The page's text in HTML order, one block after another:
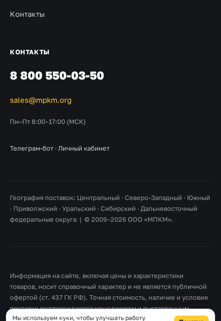
Контакты
КОНТАКТЫ
8 800 550-03-50
sales@mpkm.org
Пн–Пт 8:00–17:00 (МСК)
Телеграм-бот · Личный кабинет
География поставок: Центральный · Северо-Западный · Южный
· Приволжский · Уральский · Сибирский · Дальневосточный
федеральные округа | © 2009–2026 ООО «МПКМ».
Информация на сайте, включая цены и характеристики
товаров, носит справочный характер и не является публичной
офертой (ст. 437 ГК РФ). Точная стоимость, наличие и условия
поставки подтверждаются менеджером и выставленным
счетом. Товарные знаки принадлежат их правообладателям.
Мы используем куки, чтобы улучшать работу